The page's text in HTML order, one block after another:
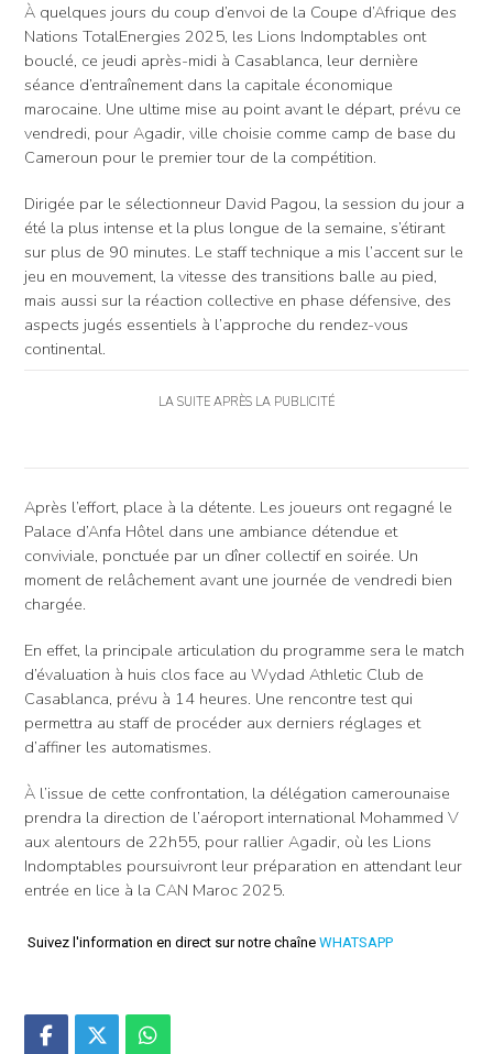
À quelques jours du coup d’envoi de la Coupe d’Afrique des
Nations TotalEnergies 2025, les Lions Indomptables ont
bouclé, ce jeudi après-midi à Casablanca, leur dernière
séance d’entraînement dans la capitale économique
marocaine. Une ultime mise au point avant le départ, prévu ce
vendredi, pour Agadir, ville choisie comme camp de base du
Cameroun pour le premier tour de la compétition.
Dirigée par le sélectionneur David Pagou, la session du jour a
été la plus intense et la plus longue de la semaine, s’étirant
sur plus de 90 minutes. Le staff technique a mis l’accent sur le
jeu en mouvement, la vitesse des transitions balle au pied,
mais aussi sur la réaction collective en phase défensive, des
aspects jugés essentiels à l’approche du rendez-vous
continental.
LA SUITE APRÈS LA PUBLICITÉ
Après l’effort, place à la détente. Les joueurs ont regagné le
Palace d’Anfa Hôtel dans une ambiance détendue et
conviviale, ponctuée par un dîner collectif en soirée. Un
moment de relâchement avant une journée de vendredi bien
chargée.
En effet, la principale articulation du programme sera le match
d’évaluation à huis clos face au Wydad Athletic Club de
Casablanca, prévu à 14 heures. Une rencontre test qui
permettra au staff de procéder aux derniers réglages et
d’affiner les automatismes.
À l’issue de cette confrontation, la délégation camerounaise
prendra la direction de l’aéroport international Mohammed V
aux alentours de 22h55, pour rallier Agadir, où les Lions
Indomptables poursuivront leur préparation en attendant leur
entrée en lice à la CAN Maroc 2025.
Suivez l'information en direct sur notre chaîne WHATSAPP